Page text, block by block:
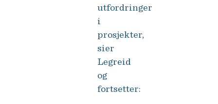
utfordringer
i
prosjekter,
sier
Legreid
og
fortsetter: